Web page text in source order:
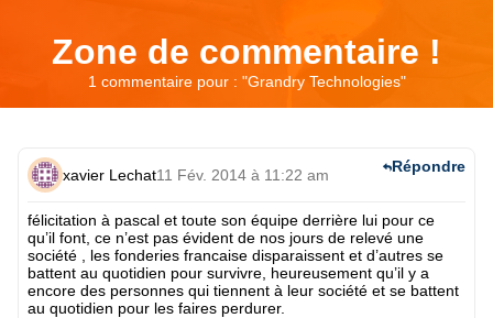
Zone de commentaire !
1 commentaire pour : "Grandry Technologies"
xavier Lechat11 Fév. 2014 à 11:22 am
félicitation à pascal et toute son équipe derrière lui pour ce
qu’il font, ce n’est pas évident de nos jours de relevé une
société , les fonderies francaise disparaissent et d’autres se
battent au quotidien pour survivre, heureusement qu’il y a
encore des personnes qui tiennent à leur société et se battent
au quotidien pour les faires perdurer.
Répondre